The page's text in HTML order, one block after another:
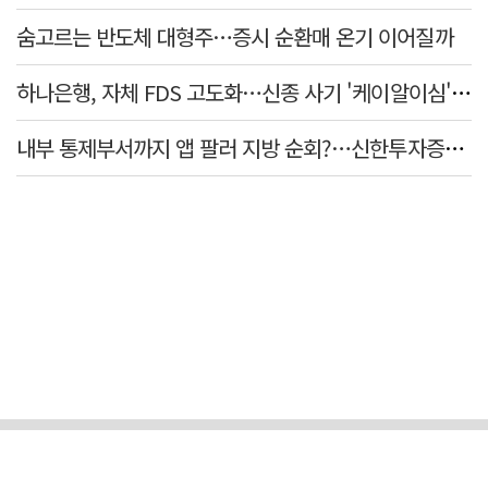
숨고르는 반도체 대형주…증시 순환매 온기 이어질까
하나은행, 자체 FDS 고도화…신종 사기 '케이알이심' 예방
내부 통제부서까지 앱 팔러 지방 순회?…신한투자증권의 도 넘은 '슈퍼SOL' 쥐어짜기